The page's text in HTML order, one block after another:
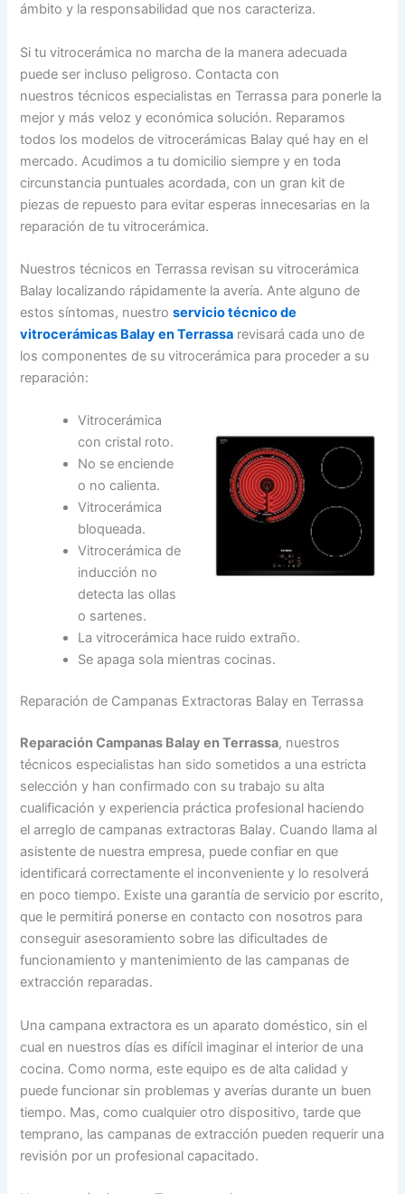
ámbito y la responsabilidad que nos caracteriza.
Si tu vitrocerámica no marcha de la manera adecuada
puede ser incluso peligroso. Contacta con
nuestros técnicos especialistas en Terrassa para ponerle la
mejor y más veloz y económica solución. Reparamos
todos los modelos de vitrocerámicas Balay qué hay en el
mercado. Acudimos a tu domicilio siempre y en toda
circunstancia puntuales acordada, con un gran kit de
piezas de repuesto para evitar esperas innecesarias en la
reparación de tu vitrocerámica.
Nuestros técnicos en Terrassa revisan su vitrocerámica
Balay localizando rápidamente la avería. Ante alguno de
estos síntomas, nuestroservicio técnico de
vitrocerámicas Balay en Terrassa revisará cada uno de
los componentes de su vitrocerámica para proceder a su
reparación:
Vitrocerámica
con cristal roto.
No se enciende
o no calienta.
Vitrocerámica
bloqueada.
Vitrocerámica de
inducción no
detecta las ollas
o sartenes.
La vitrocerámica hace ruido extraño.
Se apaga sola mientras cocinas.
Reparación de Campanas Extractoras Balay en Terrassa
Reparación Campanas Balay en Terrassa, nuestros
técnicos especialistas han sido sometidos a una estricta
selección y han confirmado con su trabajo su alta
cualificación y experiencia práctica profesional haciendo
el arreglo de campanas extractoras Balay. Cuando llama al
asistente de nuestra empresa, puede confiar en que
identificará correctamente el inconveniente y lo resolverá
en poco tiempo. Existe una garantía de servicio por escrito,
que le permitirá ponerse en contacto con nosotros para
conseguir asesoramiento sobre las dificultades de
funcionamiento y mantenimiento de las campanas de
extracción reparadas.
Una campana extractora es un aparato doméstico, sin el
cual en nuestros días es difícil imaginar el interior de una
cocina. Como norma, este equipo es de alta calidad y
puede funcionar sin problemas y averías durante un buen
tiempo. Mas, como cualquier otro dispositivo, tarde que
temprano, las campanas de extracción pueden requerir una
revisión por un profesional capacitado.